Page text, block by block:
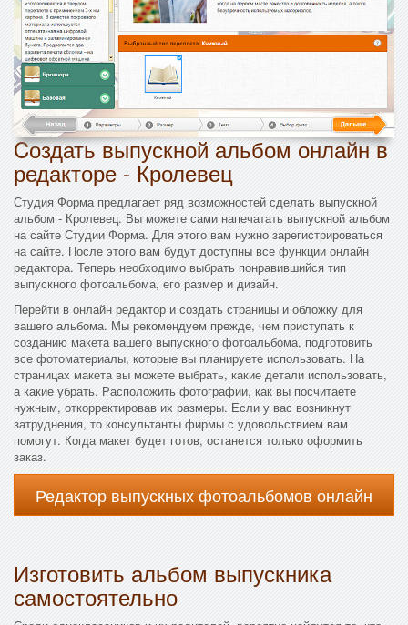
Cоздать выпускной альбом онлайн в
редакторе - Кролевец
Студия Форма предлагает ряд возможностей сделать выпускной
альбом - Кролевец. Вы можете сами напечатать выпускной альбом
на сайте Студии Форма. Для этого вам нужно зарегистрироваться
на сайте. После этого вам будут доступны все функции онлайн
редактора. Теперь необходимо выбрать понравившийся тип
выпускного фотоальбома, его размер и дизайн.
Перейти в онлайн редактор и создать страницы и обложку для
вашего альбома. Мы рекомендуем прежде, чем приступать к
созданию макета вашего выпускного фотоальбома, подготовить
все фотоматериалы, которые вы планируете использовать. На
страницах макета вы можете выбрать, какие детали использовать,
а какие убрать. Расположить фотографии, как вы посчитаете
нужным, откорректировав их размеры. Если у вас возникнут
затруднения, то консультанты фирмы с удовольствием вам
помогут. Когда макет будет готов, останется только оформить
заказ.
Редактор выпускных фотоальбомов онлайн
Изготовить альбом выпускника
самостоятельно